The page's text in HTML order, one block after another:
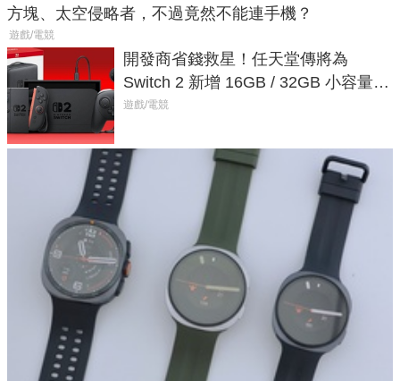
方塊、太空侵略者，不過竟然不能連手機？
遊戲/電競
開發商省錢救星！任天堂傳將為
Switch 2 新增 16GB / 32GB 小容量遊
戲卡的選擇
遊戲/電競